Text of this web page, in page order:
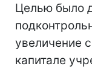
Целью было
увеличение
капитале